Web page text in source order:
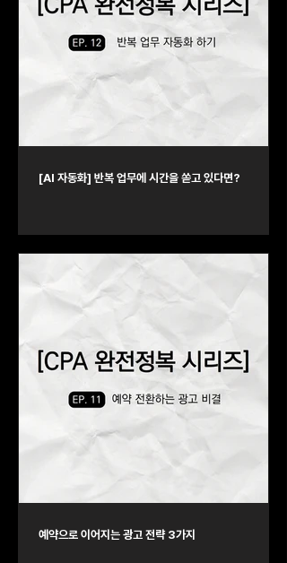
[AI 자동화] 반복 업무에 시간을 쏟고 있다면?
예약으로 이어지는 광고 전략 3가지